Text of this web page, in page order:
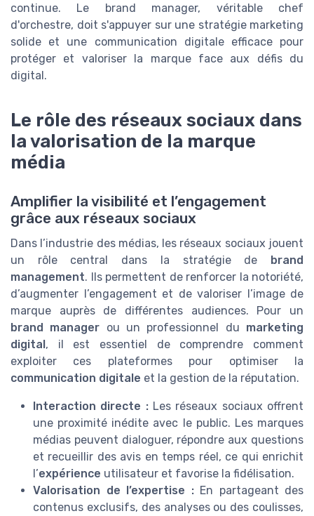
continue. Le brand manager, véritable chef
d'orchestre, doit s'appuyer sur une stratégie marketing
solide et une communication digitale efficace pour
protéger et valoriser la marque face aux défis du
digital.
Le rôle des réseaux sociaux dans
la valorisation de la marque
média
Amplifier la visibilité et l’engagement
grâce aux réseaux sociaux
Dans l’industrie des médias, les réseaux sociaux jouent
un rôle central dans la stratégie de brand
management. Ils permettent de renforcer la notoriété,
d’augmenter l’engagement et de valoriser l’image de
marque auprès de différentes audiences. Pour un
brand manager ou un professionnel du marketing
digital, il est essentiel de comprendre comment
exploiter ces plateformes pour optimiser la
communication digitale et la gestion de la réputation.
Interaction directe :Les réseaux sociaux offrent
une proximité inédite avec le public. Les marques
médias peuvent dialoguer, répondre aux questions
et recueillir des avis en temps réel, ce qui enrichit
l’expérience utilisateur et favorise la fidélisation.
Valorisation de l’expertise :En partageant des
contenus exclusifs, des analyses ou des coulisses,